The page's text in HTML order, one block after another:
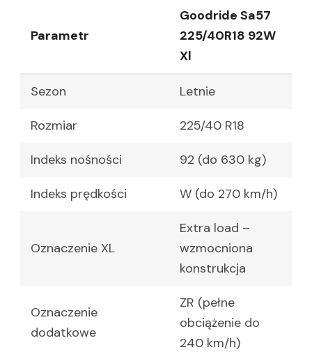
Parametr
Goodride Sa57
225/40R18 92W
Xl
Sezon Letnie
Rozmiar 225/40 R18
Indeks nośności 92 (do 630 kg)
Indeks prędkości W (do 270 km/h)
Oznaczenie XL
Extra load –
wzmocniona
konstrukcja
Oznaczenie
dodatkowe
ZR (pełne
obciążenie do
240 km/h)